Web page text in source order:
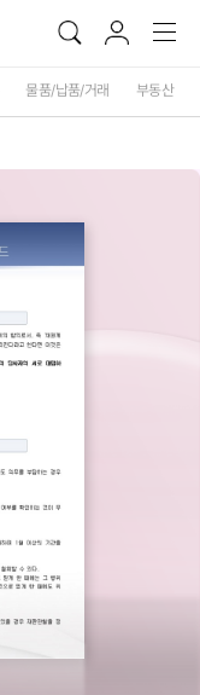
물품/납품/거래 부동산